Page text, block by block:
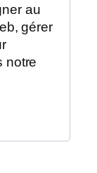
au
gérer
notre